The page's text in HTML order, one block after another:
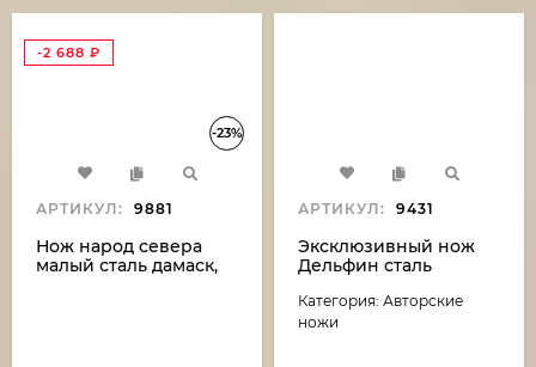
-23%
-2 688 ₽
АРТИКУЛ: 9881
Нож народ севера
малый сталь дамаск,
АРТИКУЛ: 9431
Эксклюзивный нож
Дельфин сталь
(никелирование),
рукоять резная,
Категория: Авторские
ножи